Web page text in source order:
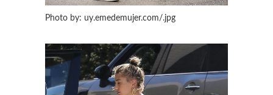
Photo by: uy.emedemujer.com/.jpg